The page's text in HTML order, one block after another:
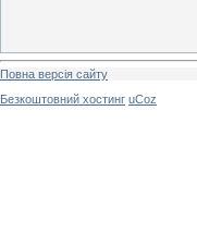
Повна версія сайту
Безкоштовний хостинг uCoz